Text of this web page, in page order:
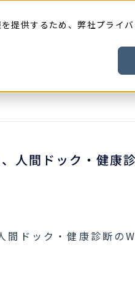
提供するため、弊社プライ
人間ドック・健康
ドック・健康診断の